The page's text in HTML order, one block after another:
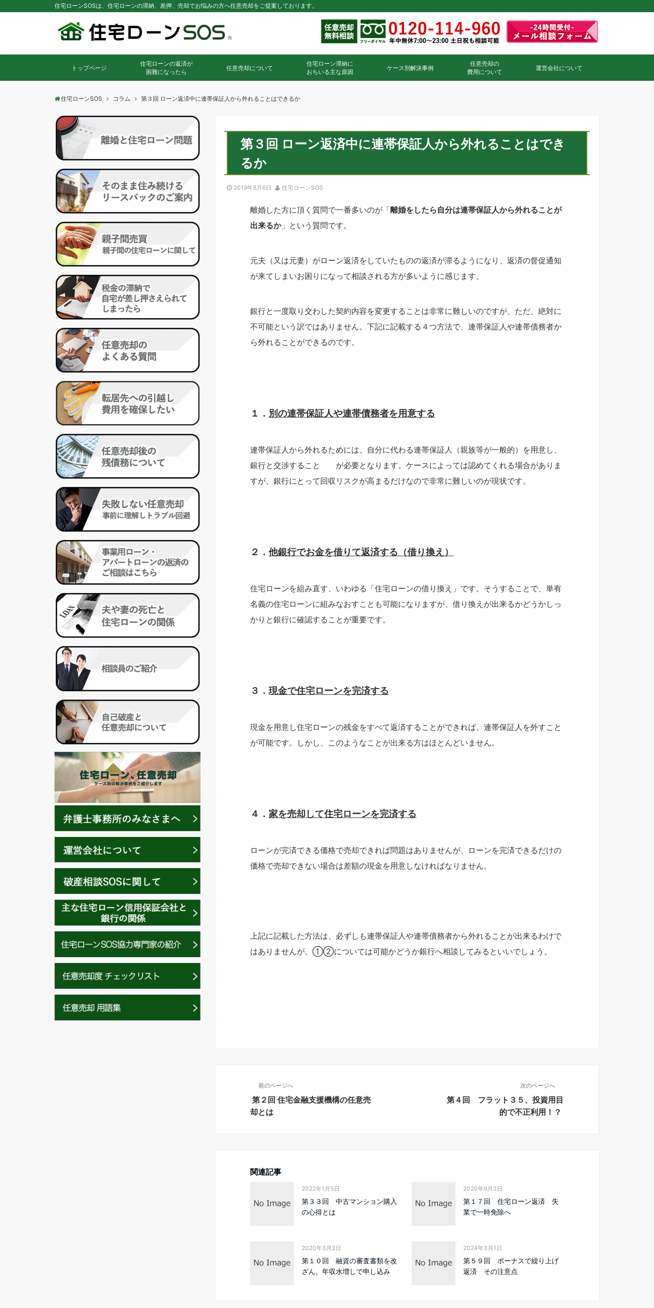
住宅ローンSOSは、住宅ローンの滞納、差押、売却でお悩みの方へ任意売却をご提案しております。
トップページ
住宅ローンの返済が
困難になったら
任意売却について
住宅ローン滞納に
おちいる主な原因
ケース別解決事例
任意売却の
費用について
運営会社について
住宅ローンSOS コラム 第３回 ローン返済中に連帯保証人から外れることはできるか
第３回 ローン返済中に連帯保証人から外れることはでき
るか
2019年8月6日 住宅ローンSOS
離婚した方に頂く質問で一番多いのが「離婚をしたら自分は連帯保証人から外れることが
出来るか」という質問です。
元夫（又は元妻）がローン返済をしていたものの返済が滞るようになり、返済の督促通知
が来てしまいお困りになって相談される方が多いように感じます。
銀行と一度取り交わした契約内容を変更することは非常に難しいのですが、ただ、絶対に
不可能という訳ではありません。下記に記載する４つ方法で、連帯保証人や連帯債務者か
ら外れることができるのです。
１． 別の連帯保証人や連帯債務者を用意する
連帯保証人から外れるためには、自分に代わる連帯保証人（親族等が一般的）を用意し、
銀行と交渉すること が必要となります。ケースによっては認めてくれる場合がありま
すが、銀行にとって回収リスクが高まるだけなので非常に難しいのが現状です。
２．他銀行でお金を借りて返済する（借り換え）
住宅ローンを組み直す、いわゆる「住宅ローンの借り換え」です。そうすることで、単有
名義の住宅ローンに組みなおすことも可能になりますが、借り換えが出来るかどうかしっ
かりと銀行に確認することが重要です。
３．現金で住宅ローンを完済する
現金を用意し住宅ローンの残金をすべて返済することができれば、連帯保証人を外すこと
が可能です。しかし、このようなことが出来る方はほとんどいません。
４．家を売却して住宅ローンを完済する
ローンが完済できる価格で売却できれば問題はありませんが、ローンを完済できるだけの
価格で売却できない場合は差額の現金を用意しなければなりません。
上記に記載した方法は、必ずしも連帯保証人や連帯債務者から外れることが出来るわけで
はありませんが、①②については可能かどうか銀行へ相談してみるといいでしょう。
前のページへ
第２回 住宅金融支援機構の任意売
却とは
次のページへ
第４回 フラット３５、投資用目
的で不正利用！？
関連記事
2022年1月5日
第３３回 中古マンション購入
の心得とは
2020年9月3日
第１７回 住宅ローン返済 失
業で一時免除へ
2020年3月2日
第１０回 融資の審査書類を改
ざん。年収水増しで申し込み
2024年3月1日
第５９回 ボーナスで繰り上げ
返済 その注意点